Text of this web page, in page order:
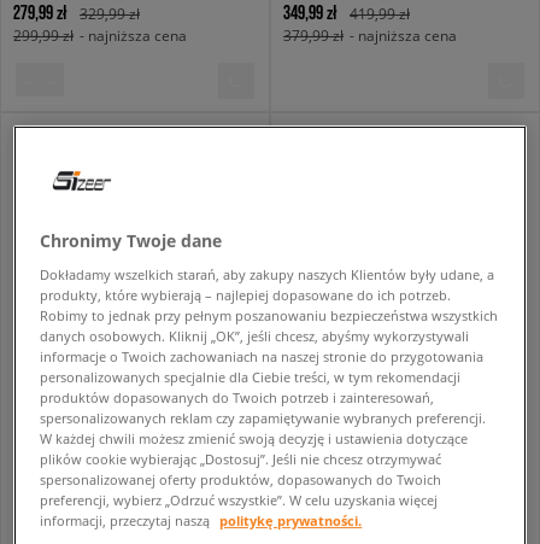
279,99 zł
329,99 zł
299,99 zł - najniższa cena
349,99 zł
419,99 zł
379,99 zł - najniższa cena
CONVERSE CHUCK TAYLOR ALL STAR OX ALL STAR
dziecięce
109,99 zł
219,99 zł
179,99 zł
- najniższa cena
CONVERSE CHUCK 70
damskie
269,99 zł
449,99 zł
309,99 zł - najniższa cena
Chronimy Twoje dane
Dokładamy wszelkich starań, aby zakupy naszych Klientów były udane, a
produkty, które wybierają – najlepiej dopasowane do ich potrzeb.
Robimy to jednak przy pełnym poszanowaniu bezpieczeństwa wszystkich
danych osobowych. Kliknij „OK”, jeśli chcesz, abyśmy wykorzystywali
informacje o Twoich zachowaniach na naszej stronie do przygotowania
personalizowanych specjalnie dla Ciebie treści, w tym rekomendacji
produktów dopasowanych do Twoich potrzeb i zainteresowań,
spersonalizowanych reklam czy zapamiętywanie wybranych preferencji.
W każdej chwili możesz zmienić swoją decyzję i ustawienia dotyczące
plików cookie wybierając „Dostosuj”. Jeśli nie chcesz otrzymywać
spersonalizowanej oferty produktów, dopasowanych do Twoich
preferencji, wybierz „Odrzuć wszystkie”. W celu uzyskania więcej
informacji, przeczytaj naszą politykę prywatności.